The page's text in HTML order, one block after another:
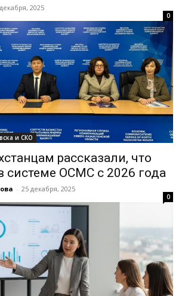
2025
0
и СКО
рассказали, что
системе ОСМС с 2026 года
- 25 декабря, 2025
0